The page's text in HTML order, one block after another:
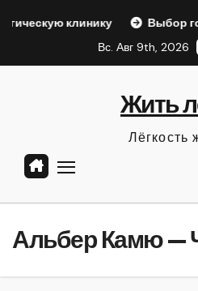
Выбор гонгов:
Вс. Авг 9th, 2026
Жить
Лёгкость
Альбер Камю —